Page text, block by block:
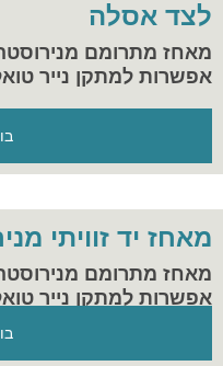
לצד אסלה
אפשרות למתקן נייר
מאחז יד זוויתי
אפשרות למתקן נייר